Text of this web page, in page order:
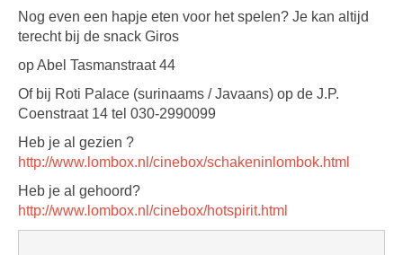
Nog even een hapje eten voor het spelen? Je kan altijd
terecht bij de snack Giros
op Abel Tasmanstraat 44
Of bij Roti Palace (surinaams / Javaans) op de J.P.
Coenstraat 14 tel 030-2990099
Heb je al gezien ?
http://www.lombox.nl/cinebox/schakeninlombok.html
Heb je al gehoord?
http://www.lombox.nl/cinebox/hotspirit.html